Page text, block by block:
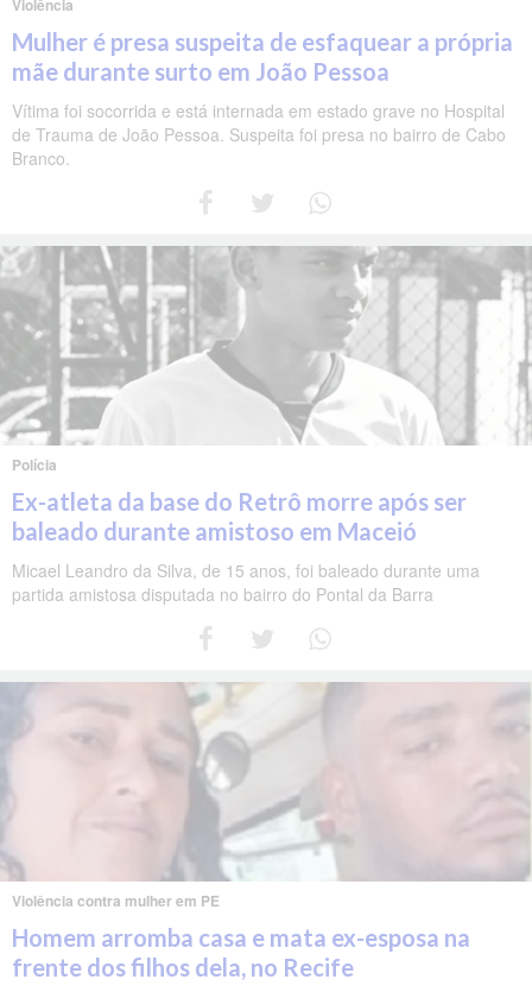
Violência
Mulher é presa suspeita de esfaquear a própria
mãe durante surto em João Pessoa
Vítima foi socorrida e está internada em estado grave no Hospital
de Trauma de João Pessoa. Suspeita foi presa no bairro de Cabo
Branco.
Polícia
Ex-atleta da base do Retrô morre após ser
baleado durante amistoso em Maceió
Micael Leandro da Silva, de 15 anos, foi baleado durante uma
partida amistosa disputada no bairro do Pontal da Barra
Violência contra mulher em PE
Homem arromba casa e mata ex-esposa na
frente dos filhos dela, no Recife